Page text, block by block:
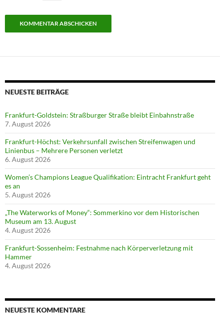
NEUESTE BEITRÄGE
Frankfurt-Goldstein: Straßburger Straße bleibt Einbahnstraße
7. August 2026
Frankfurt-Höchst: Verkehrsunfall zwischen Streifenwagen und
Linienbus – Mehrere Personen verletzt
6. August 2026
Women’s Champions League Qualifikation: Eintracht Frankfurt geht
es an
5. August 2026
„The Waterworks of Money“: Sommerkino vor dem Historischen
Museum am 13. August
4. August 2026
Frankfurt-Sossenheim: Festnahme nach Körperverletzung mit
Hammer
4. August 2026
NEUESTE KOMMENTARE